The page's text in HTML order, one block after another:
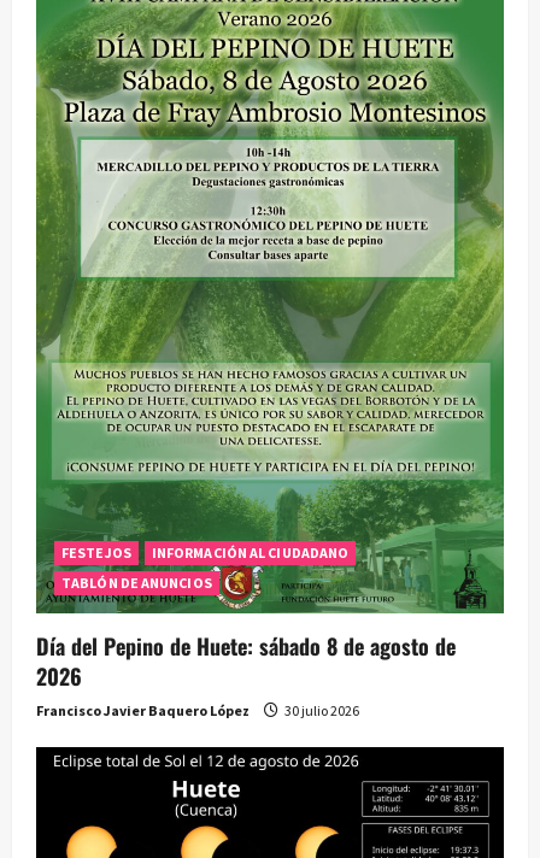
i
ó
n
d
e
e
n
t
a
s
FESTEJOS
INFORMACIÓN AL CIUDADANO
TABLÓN DE ANUNCIOS
Día del Pepino de Huete: sábado 8 de agosto de
2026
Francisco Javier Baquero López 30 julio 2026